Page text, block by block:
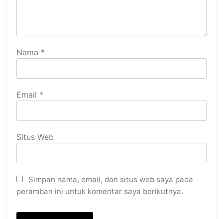
Nama *
Email *
Situs Web
Simpan nama, email, dan situs web saya pada
peramban ini untuk komentar saya berikutnya.